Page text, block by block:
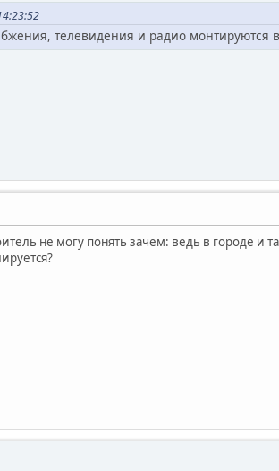
телевидения и радио
не могу понять зачем: ведь в городе и